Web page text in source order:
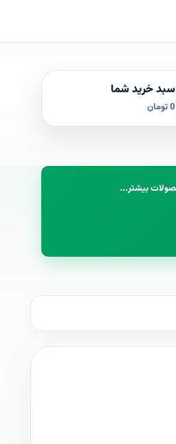
سبد خرید شما
0 تومان
بیشتر...